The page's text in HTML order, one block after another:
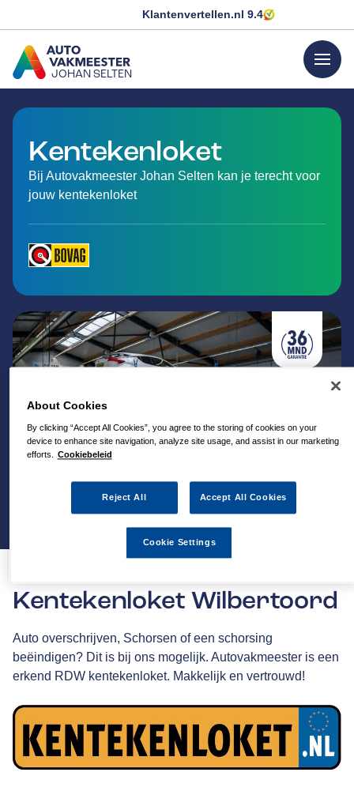
Klantenvertellen.nl 9.4
JOHAN SELTEN
GA NAAR DE HOMEPAGINA
menu
Kentekenloket
Bij Autovakmeester Johan Selten kan je terecht voor
jouw kentekenloket
Kentekenloket Wilbertoord
Auto overschrijven, Schorsen of een schorsing
beëindigen? Dit is bij ons mogelijk. Autovakmeester is een
erkend RDW kentekenloket. Makkelijk en vertrouwd!
About Cookies
By clicking “Accept All Cookies”, you agree to the storing of cookies on your
device to enhance site navigation, analyze site usage, and assist in our marketing
efforts.
Cookiebeleid
Reject All Accept All Cookies
Cookie Settings